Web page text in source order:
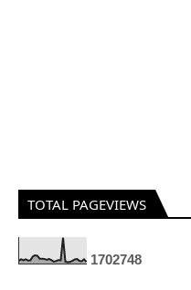
TOTAL PAGEVIEWS
17027 48